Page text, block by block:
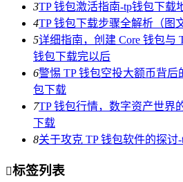
3TP 钱包激活指南-tp钱包下载
4TP 钱包下载步骤全解析（图
5详细指南，创建 Core 钱包与
钱包下载完以后
6警惕 TP 钱包空投大额币背后
包下载
7TP 钱包行情，数字资产世界
下载
8关于攻克 TP 钱包软件的探讨
标签列表